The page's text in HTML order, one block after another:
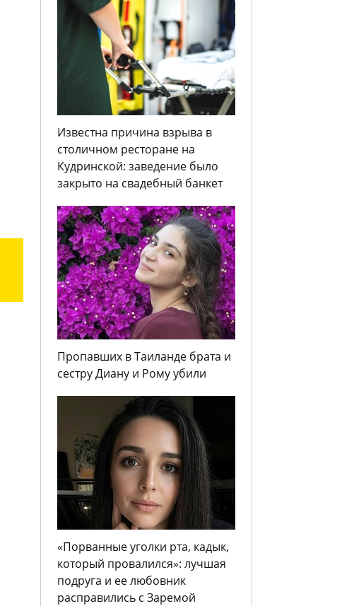
Известна причина взрыва в
столичном ресторане на
Кудринской: заведение было
закрыто на свадебный банкет
Пропавших в Таиланде брата и
сестру Диану и Рому убили
«Порванные уголки рта, кадык,
который провалился»: лучшая
подруга и ее любовник
расправились с Заремой